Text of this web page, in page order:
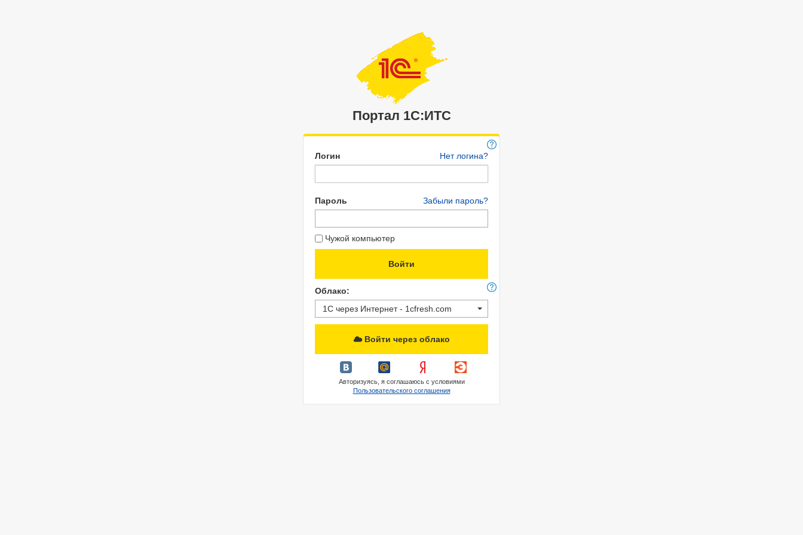
Портал 1C:ИТС
Логин Нет логина?
Пароль Забыли пароль?
Чужой компьютер
Облако:
1С через Интернет - 1cfresh.com
Войти через облако
Авторизуясь, я соглашаюсь с условиями
Пользовательского соглашения